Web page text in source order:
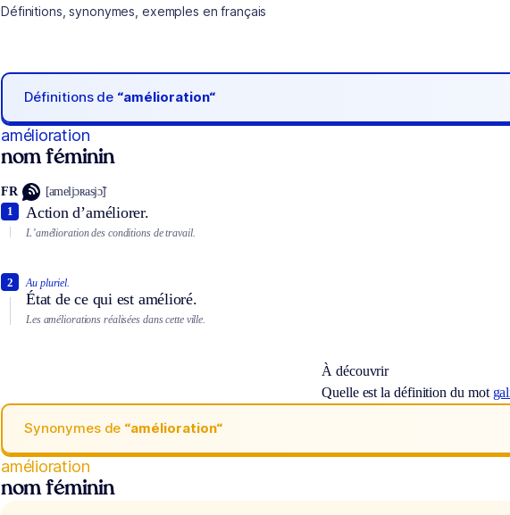
Définitions, synonymes, exemples en français
Définitions de “amélioration“
amélioration
nom féminin
FR [ameljɔʀasjɔ̃]
Action d’améliorer.
1
L’amélioration des conditions de travail.
Au pluriel.
État de ce qui est amélioré.
2
Les améliorations réalisées dans cette ville.
À découvrir
Quelle est la définition du mot
Synonymes de “amélioration“
amélioration
nom féminin